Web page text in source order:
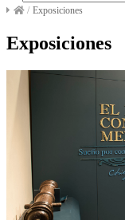
/ Exposiciones
Exposiciones